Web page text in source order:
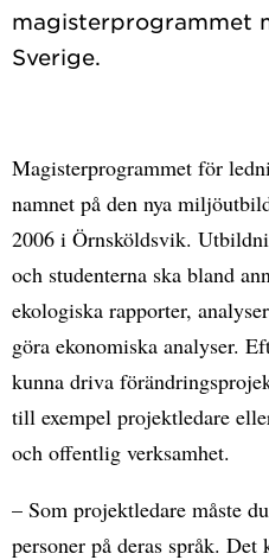
magisterprogrammet
Magisterprogrammet för
namnet på den nya
2006 i Örnsköldsvik.
och studenterna ska bland
ekologiska rapporter,
göra ekonomiska analyser.
kunna driva
till exempel projektledare
och offentlig verksamhet.
– Som projektledare måste
personer på deras språk. Det